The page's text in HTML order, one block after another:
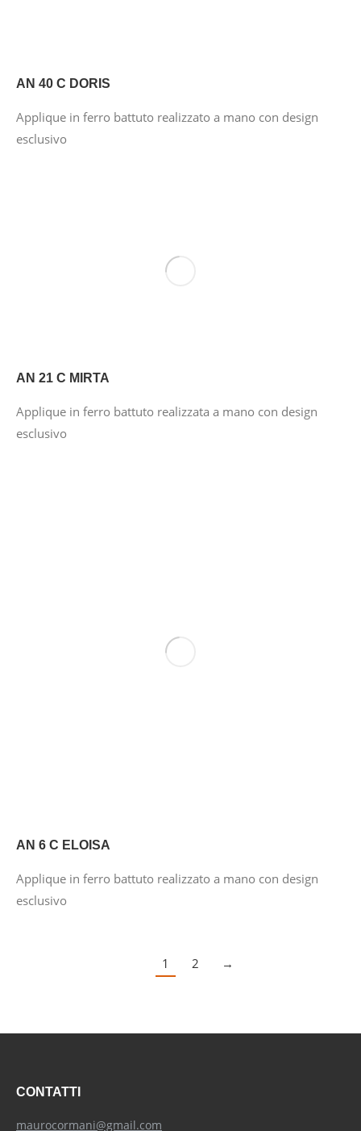
AN 40 C DORIS
Applique in ferro battuto realizzato a mano con design
esclusivo
AN 21 C MIRTA
Applique in ferro battuto realizzata a mano con design
esclusivo
AN 6 C ELOISA
Applique in ferro battuto realizzato a mano con design
esclusivo
1 2 →
CONTATTI
maurocormani@gmail.com